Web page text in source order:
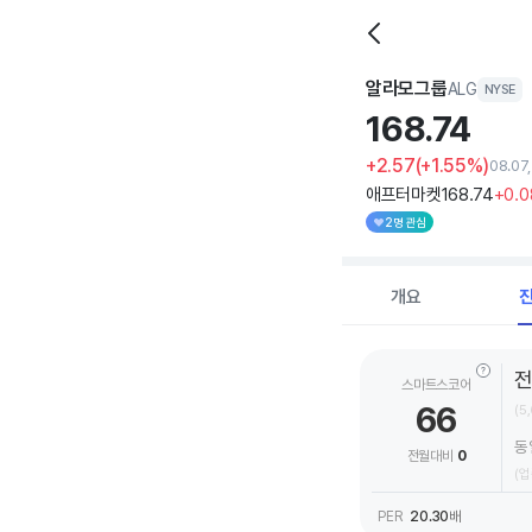
알라모그룹ALG NYSE
168.74
+2.57(+1.55%)08.07,
애프터마켓168.74+0
2명 관심
개요
스마트스코어
66
전월대비 0 동
(
PER 20.30배